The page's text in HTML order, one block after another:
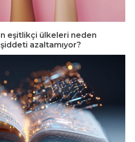
eşitlikçi ülkeleri neden
şiddeti azaltamıyor?